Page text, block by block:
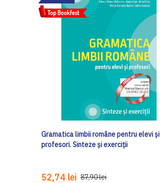
Gramatica limbii române pentru elevi și
profesori. Sinteze și exerciții
52,74 lei 87,90 lei